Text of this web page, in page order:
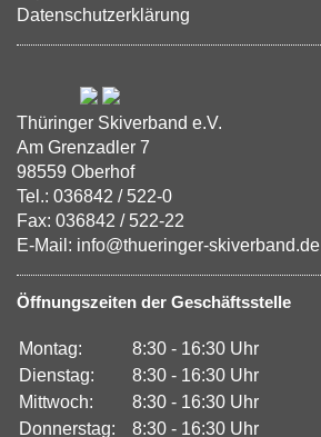
Datenschutzerklärung
Thüringer Skiverband e.V.
Am Grenzadler 7
98559 Oberhof
Tel.: 036842 / 522-0
Fax: 036842 / 522-22
E-Mail: info@thueringer-skiverband.de
Öffnungszeiten der Geschäftsstelle
Montag:
8:30 - 16:30 Uhr
Dienstag:
8:30 - 16:30 Uhr
Mittwoch:
8:30 - 16:30 Uhr
Donnerstag:
8:30 - 16:30 Uhr